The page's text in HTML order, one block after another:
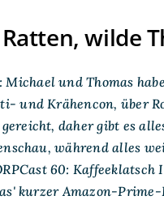
wilde
und Thomas
und Krähencon, über
daher gibt es
während alles
60:
kurzer Amazon-Prime-